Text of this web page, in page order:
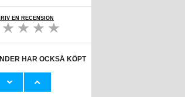
EN RECENSION
HAR OCKSÅ KÖPT
Air
Air
iPad Air 2022